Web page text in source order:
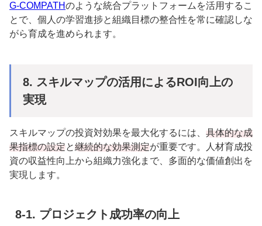
G-COMPATHのような統合プラットフォームを活用するこ
とで、個人の学習進捗と組織目標の整合性を常に確認しな
がら育成を進められます。
8. スキルマップの活用によるROI向上の
実現
スキルマップの投資対効果を最大化するには、 具体的な成
果指標の設定と継続的な効果測定が重要です。人材育成投
資の収益性向上から組織力強化まで、多面的な価値創出を
実現します。
8-1. プロジェクト成功率の向上